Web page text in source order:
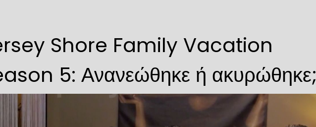
Shore Family Vacation
5: Ανανεώθηκε ή ακυρώθηκε;